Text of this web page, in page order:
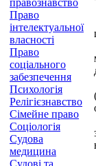
правознавство
Право
інтелектуальної
власності
Право
соціального
забезпечення
Психологія
Релігієзнавство
Сімейне право
Соціологія
Судова
медицина
Судові та